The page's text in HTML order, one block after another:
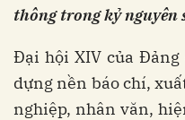
thông trong kỷ nguyên
Đại hội XIV của
dựng nền báo chí,
nghiệp, nhân văn,